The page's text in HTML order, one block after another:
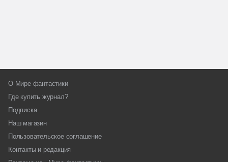
О Мире фантастики
Где купить журнал?
Подписка
Наш магазин
Пользовательское соглашение
Контакты и редакция